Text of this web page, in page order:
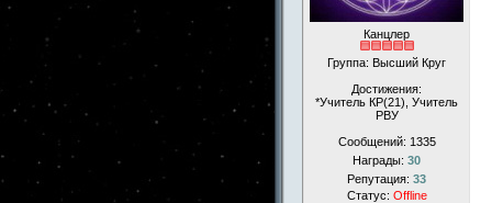
Канцлер
Группа: Высший Круг
Достижения:
*Учитель КР(21), Учитель
РВУ
Сообщений: 1335
Награды: 30
Репутация: 33
Статус: Offline